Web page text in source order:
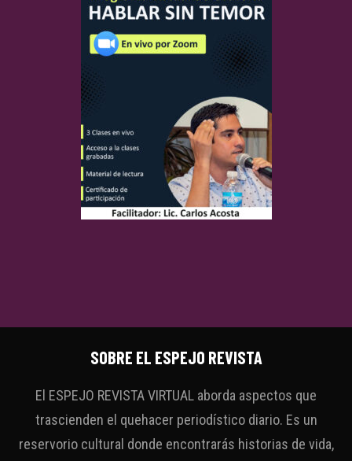
SOBRE EL ESPEJO REVISTA
El ESPEJO REVISTA VIRTUAL aborda aspectos que
trascienden el quehacer periodístico diario. Es un
reservorio cultural donde encontrarás historias de vida,